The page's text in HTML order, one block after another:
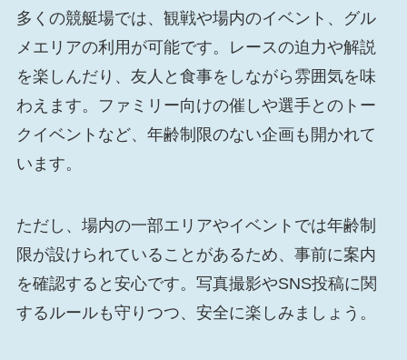
多くの競艇場では、観戦や場内のイベント、グル
メエリアの利用が可能です。レースの迫力や解説
を楽しんだり、友人と食事をしながら雰囲気を味
わえます。ファミリー向けの催しや選手とのトー
クイベントなど、年齢制限のない企画も開かれて
います。
ただし、場内の一部エリアやイベントでは年齢制
限が設けられていることがあるため、事前に案内
を確認すると安心です。写真撮影やSNS投稿に関
するルールも守りつつ、安全に楽しみましょう。